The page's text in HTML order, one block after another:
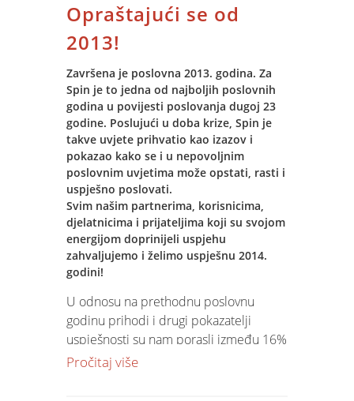
klijentima i kvalitetom usluga.
Ovim statusom jamčimo našim
klijentima kvalitetu usluga u instalaciji i
implementaciji Microsoft sistemskih i
razvojnih alata, najbolje uvjete nabavke
i održavanja infrastrukture i održavanje
visokog stupnja usklađenosti instalacija
s najnovijim tehnološkim dostignućima.
Opraštajući se od
2013!
Završena je poslovna 2013. godina. Za
Spin je to jedna od najboljih poslovnih
godina u povijesti poslovanja dugoj 23
godine. Poslujući u doba krize, Spin je
takve uvjete prihvatio kao izazov i
pokazao kako se i u nepovoljnim
poslovnim uvjetima može opstati, rasti i
uspješno poslovati.
Svim našim partnerima, korisnicima,
djelatnicima i prijateljima koji su svojom
energijom doprinijeli uspjehu
zahvaljujemo i želimo uspješnu 2014.
godini!
U odnosu na prethodnu poslovnu
godinu prihodi i drugi pokazatelji
uspješnosti su nam porasli između 16%
i 22% - što 2013. godinu svrstava u red
Pročitaj više